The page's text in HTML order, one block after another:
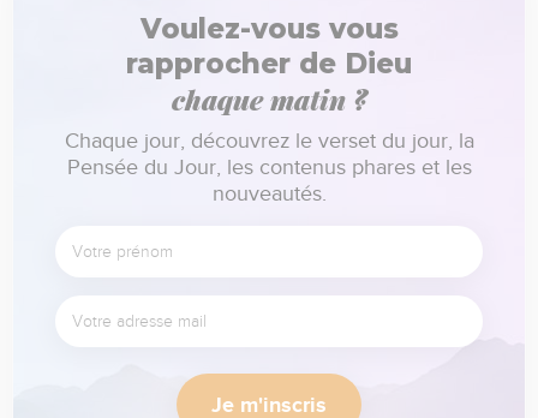
Voulez-vous vous
rapprocher de Dieu
chaque matin ?
Chaque jour, découvrez le verset du jour, la
Pensée du Jour, les contenus phares et les
nouveautés.
Je m'inscris